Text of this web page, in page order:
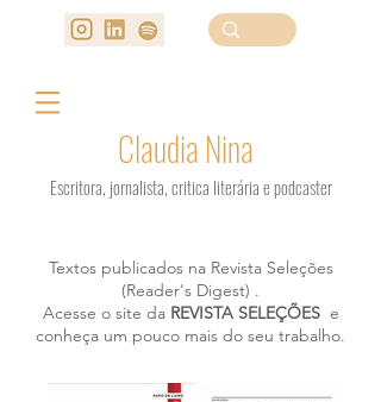
Claudia Nina
Escritora, jornalista, critica literária e podcaster
Textos publicados na Revista Seleções
(Reader's Digest) .
Acesse o site da REVISTA SELEÇÕESe
conheça um pouco mais do seu trabalho.